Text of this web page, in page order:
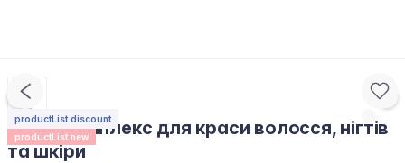
productList.discount
productList.new
Нутрикомплекс для краси волосся, нігтів
та шкіри